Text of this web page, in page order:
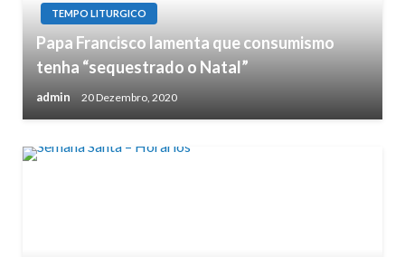
TEMPO LITURGICO
Papa Francisco lamenta que consumismo
tenha “sequestrado o Natal”
admin 20 Dezembro, 2020